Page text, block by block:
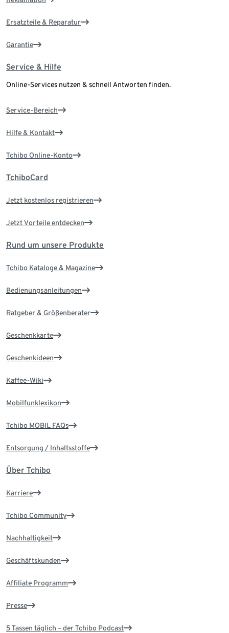
Ersatzteile & Reparatur
Garantie
Service & Hilfe
Online-Services nutzen & schnell Antworten finden.
Service-Bereich
Hilfe & Kontakt
Tchibo Online-Konto
TchiboCard
Jetzt kostenlos registrieren
Jetzt Vorteile entdecken
Rund um unsere Produkte
Tchibo Kataloge & Magazine
Bedienungsanleitungen
Ratgeber & Größenberater
Geschenkkarte
Geschenkideen
Kaffee-Wiki
Mobilfunklexikon
Tchibo MOBIL FAQs
Entsorgung / Inhaltsstoffe
Über Tchibo
Karriere
Tchibo Community
Nachhaltigkeit
Geschäftskunden
Affiliate Programm
Presse
5 Tassen täglich – der Tchibo Podcast